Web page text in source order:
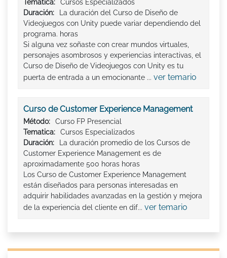
Tematica:
Cursos Especializados
Duración:
La duración del Curso de Diseño de
Videojuegos con Unity puede variar dependiendo del
programa. horas
Si alguna vez soñaste con crear mundos virtuales,
personajes asombrosos y experiencias interactivas, el
Curso de Diseño de Videojuegos con Unity es tu
puerta de entrada a un emocionante ... ver temario
Curso de Customer Experience Management
Método:
Curso FP Presencial
Tematica:
Cursos Especializados
Duración:
La duración promedio de los Cursos de
Customer Experience Management es de
aproximadamente 500 horas horas
Los Curso de Customer Experience Management
están diseñados para personas interesadas en
adquirir habilidades avanzadas en la gestión y mejora
de la experiencia del cliente en dif... ver temario